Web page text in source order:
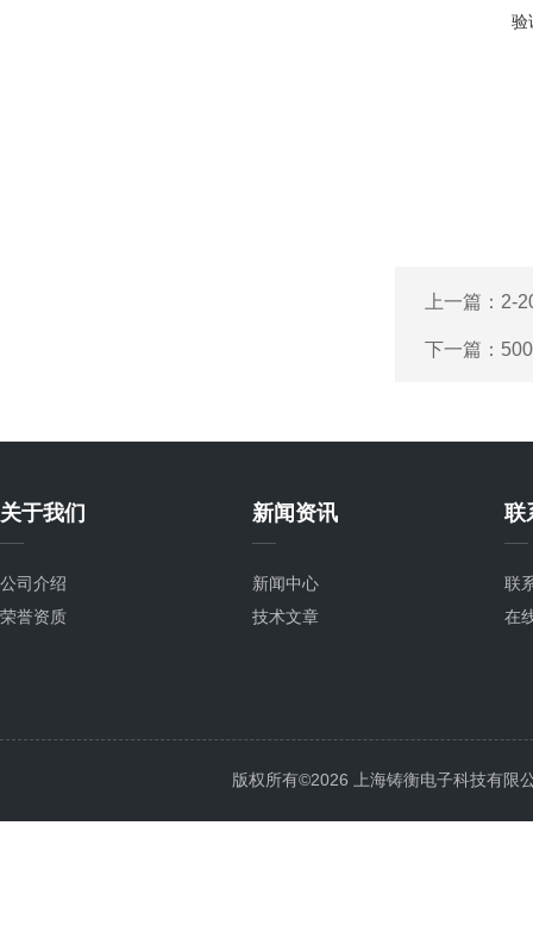
验
上一篇： 2-
下一篇：
关于我们
公司介绍
荣誉资质
新闻资讯
新闻中心
技术文章
联
联
在
版权所有©2026 上海铸衡电子科技有